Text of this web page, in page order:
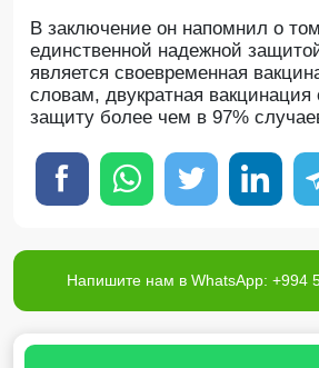
В заключение он напомнил о
единственной надежной
является своевременная
словам, двукратная вакцинация
защиту более чем в 97%
Напишите нам в WhatsApp: +994